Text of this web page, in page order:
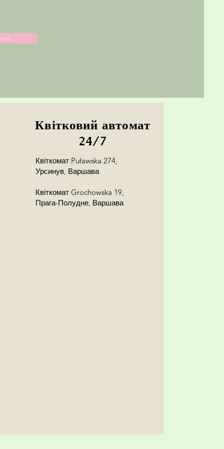
Квітковий автомат
24/7
Квіткомат Puławska 274,
Урсинув, Варшава
Квіткомат Grochowska 19,
Прага-Полудне, Варшава